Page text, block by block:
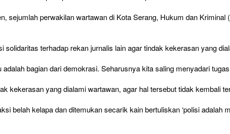
sejumlah perwakilan wartawan di Kota Serang, Hukum dan
terhadap rekan jurnalis lain agar tindak kekerasan yang
bagian dari demokrasi. Seharusnya kita saling menyadari
kekerasan yang dialami wartawan, agar hal tersebut tidak kembali
belah kelapa dan ditemukan secarik kain bertuliskan ‘polisi adalah